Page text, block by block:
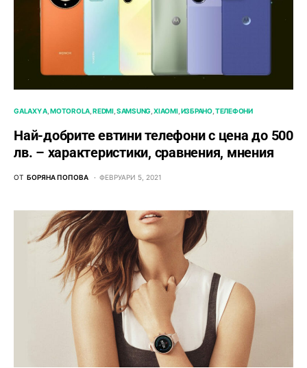
GALAXY A MOTOROLA REDMI SAMSUNG XIAOMI ИЗБРАНО ТЕЛЕФОНИ
Най-добрите евтини телефони с ценa до 500
лв. – характeристики, сравнения, мнения
ОТ БОРЯНА ПОПОВА ФЕВРУАРИ 5, 2021